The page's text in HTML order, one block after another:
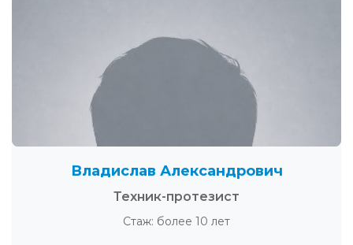
Владислав Александрович
Техник-протезист
Стаж: более 10 лет